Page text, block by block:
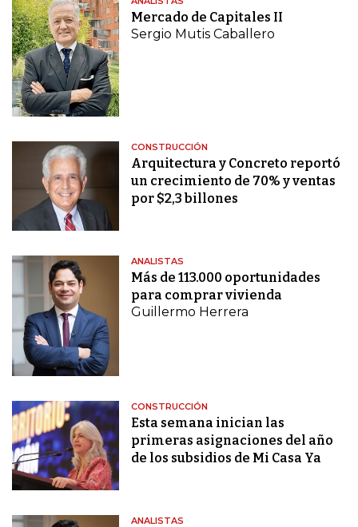
Mercado de Capitales II
Sergio Mutis Caballero
CONSTRUCCIÓN
Arquitectura y Concreto reportó
un crecimiento de 70% y ventas
por $2,3 billones
ANALISTAS
Más de 113.000 oportunidades
para comprar vivienda
Guillermo Herrera
CONSTRUCCIÓN
Esta semana inician las
primeras asignaciones del año
de los subsidios de Mi Casa Ya
ANALISTAS